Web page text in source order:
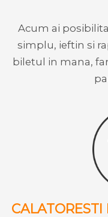
Acum ai
simplu, ieftin si
biletul in mana,
CALATORESTI